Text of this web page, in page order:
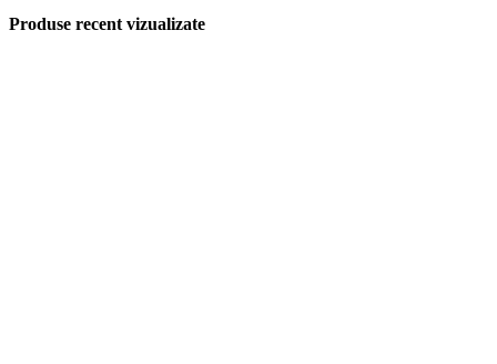
Produse recent vizualizate